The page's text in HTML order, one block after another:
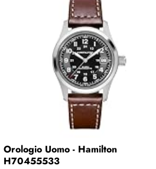
Orologio Uomo - Hamilton
H70455533